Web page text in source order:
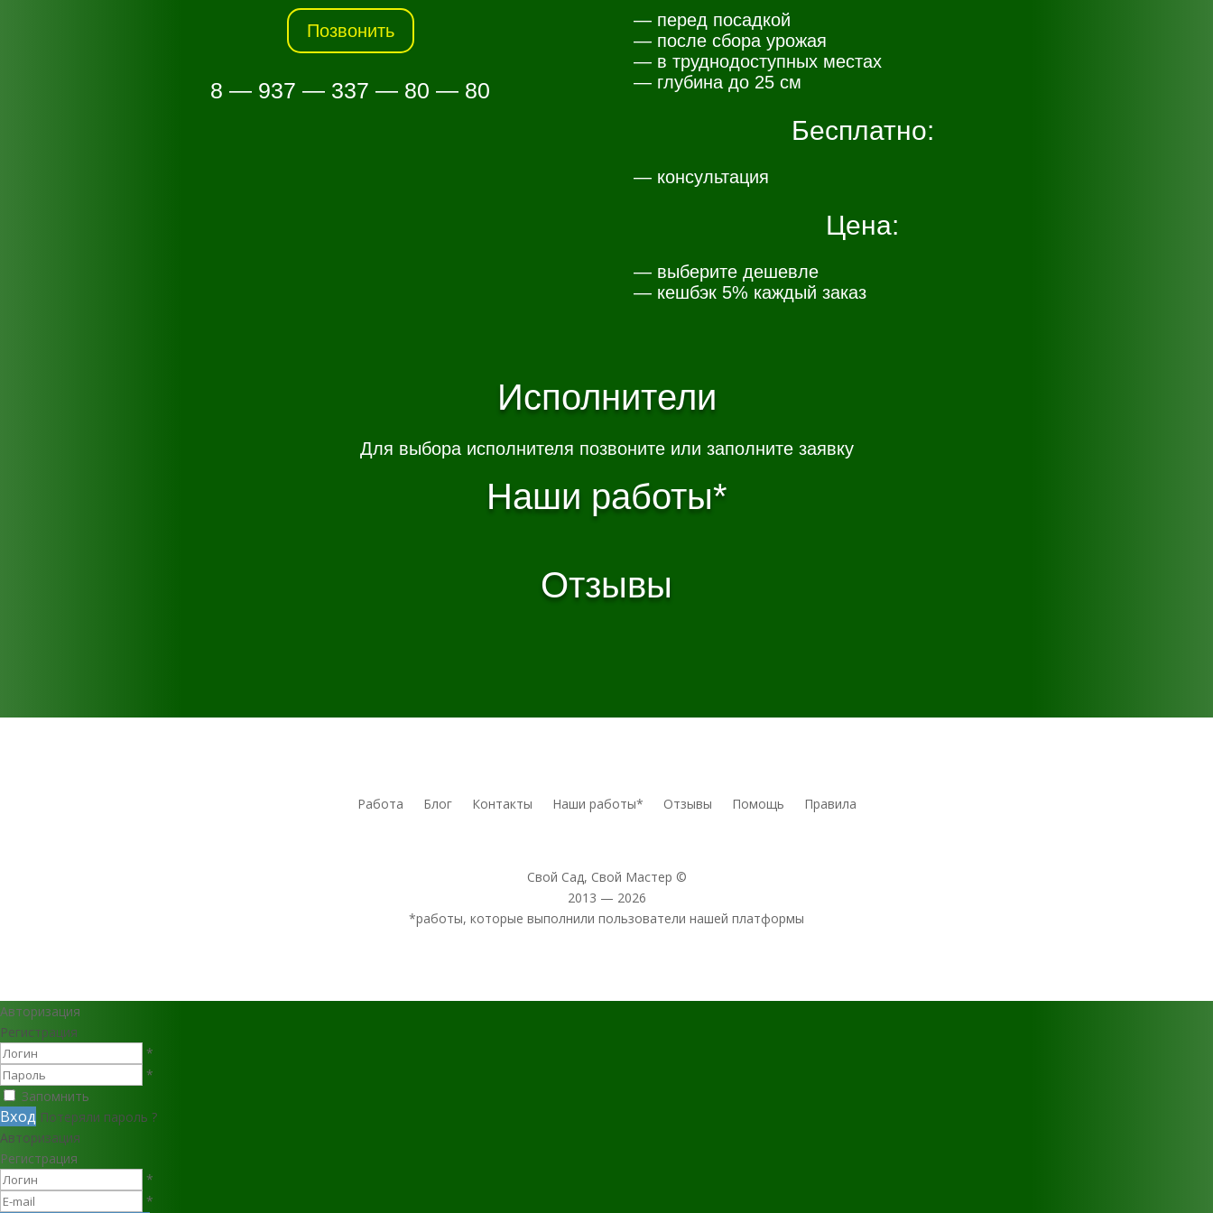
Позвонить
8 — 937 — 337 — 80 — 80
— перед посадкой
— после сбора урожая
— в труднодоступных местах
— глубина до 25 см
Бесплатно:
— консультация
Цена:
— выберите дешевле
— кешбэк 5% каждый заказ
Исполнители
Для выбора исполнителя позвоните или заполните заявку
Наши работы*
Отзывы
Работа Блог Контакты Наши работы* Отзывы Помощь Правила
Свой Сад, Свой Мастер ©
2013 — 2026
*работы, которые выполнили пользователи нашей платформы
Авторизация
Регистрация
*
*
Запомнить
Вход Потеряли пароль ?
Авторизация
Регистрация
*
*